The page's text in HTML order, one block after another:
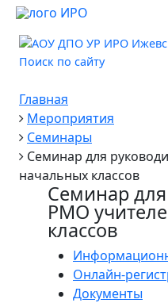
Поиск по сайту
Главная
Мероприятия
Семинары
Семинар для
начальных классов
Семинар
РМО
классов
Онлайн-
Документы